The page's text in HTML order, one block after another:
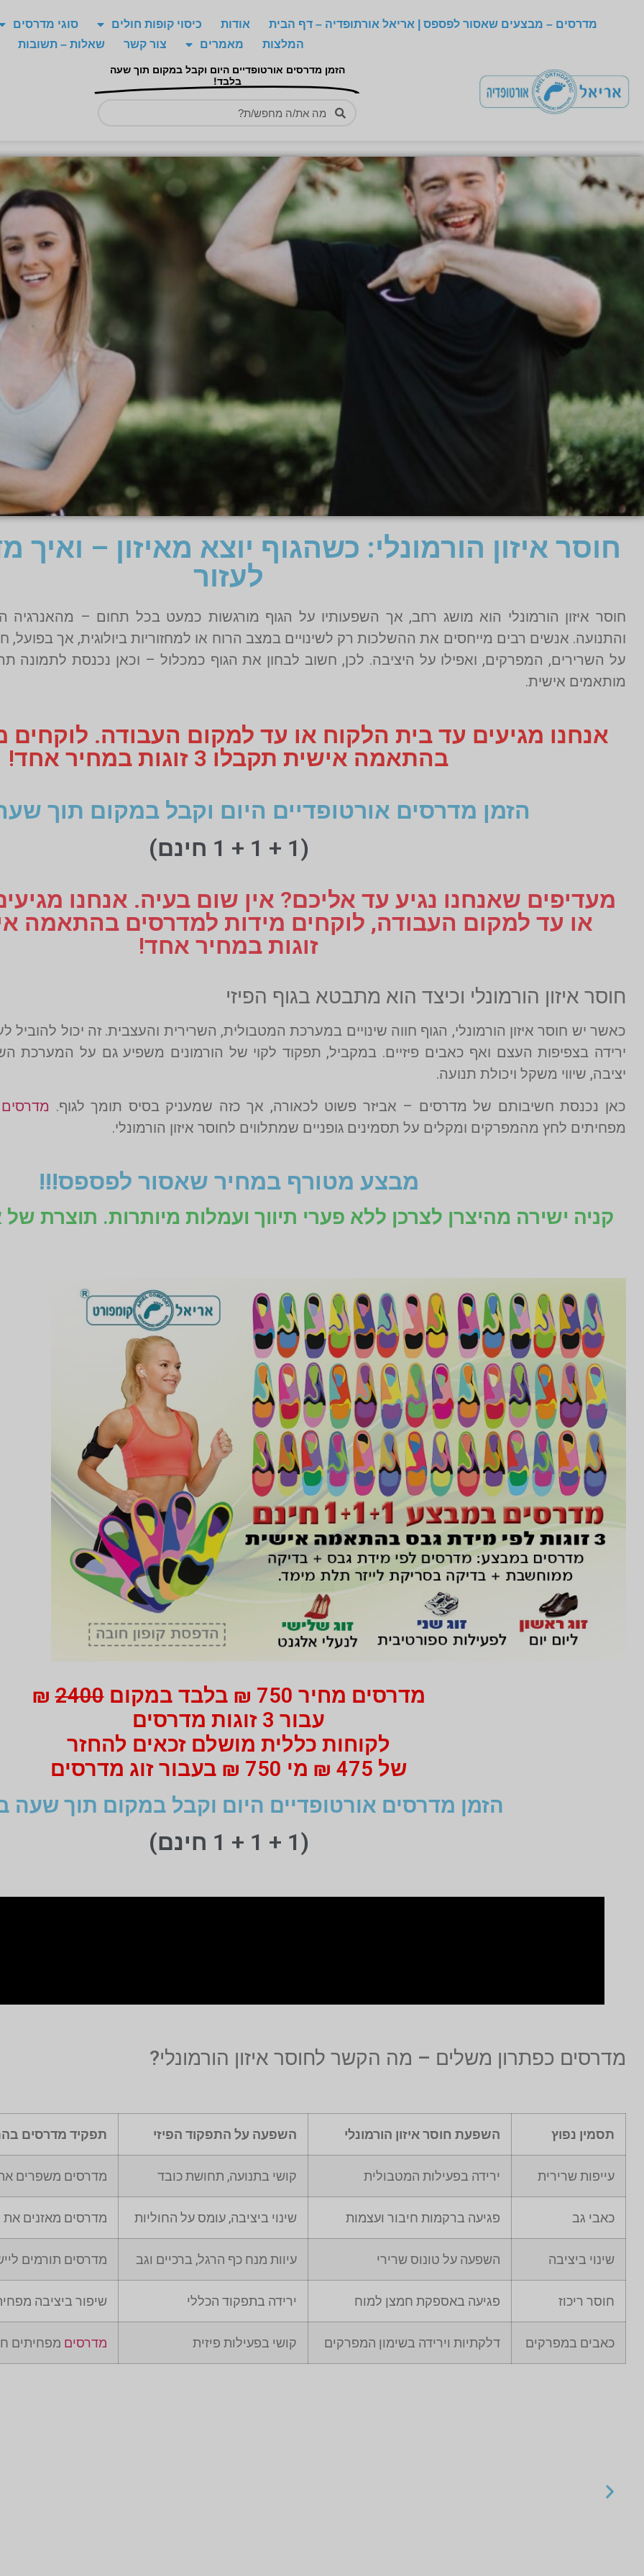
מדרסים – מבצעים שאסור לפספס | אריאל אורתופדיה – דף הבית אודות כיסוי קופות חולים
סוגי מדרסים
המלצות
מאמרים צור קשר שאלות – תשובות
הזמן מדרסים אורטופדיים היום וקבל במקום תוך שעה
בלבד!
חוסר איזון הורמונלי: כשהגוף יוצא מאיזון – ואיך
לעזור
חוסר איזון הורמונלי הוא מושג רחב, אך השפעותיו על הגוף מורגשות כמעט בכל תחום – מהאנרגיה
והתנועה. אנשים רבים מייחסים את ההשלכות רק לשינויים במצב הרוח או למחזוריות ביולוגית, אך בפועל,
על השרירים, המפרקים, ואפילו על היציבה. לכן, חשוב לבחון את הגוף כמכלול – וכאן נכנסת לתמונה
מותאמים אישית.
אנחנו מגיעים עד בית הלקוח או עד למקום העבודה. לוקחים
בהתאמה אישית תקבלו 3 זוגות במחיר אחד!
הזמן מדרסים אורטופדיים היום וקבל במקום תוך
(1 + 1 + 1 חינם)
מעדיפים שאנחנו נגיע עד אליכם? אין שום בעיה. אנחנו
זוגות במחיר אחד!
חוסר איזון הורמונלי וכיצד הוא מתבטא בגוף הפיזי
כאשר יש חוסר איזון הורמונלי, הגוף חווה שינויים במערכת המטבולית, השרירית והעצבית. זה יכול להוביל
ירידה בצפיפות העצם ואף כאבים פיזיים. במקביל, תפקוד לקוי של הורמונים משפיע גם על המערכת
יציבה, שיווי משקל ויכולת תנועה.
כאן נכנסת חשיבותם של מדרסים – אביזר פשוט לכאורה, אך כזה שמעניק בסיס תומך לגוף. מדרסים
מפחיתים לחץ מהמפרקים ומקלים על תסמינים גופניים שמתלווים לחוסר איזון הורמונלי.
מבצע מטורף במחיר שאסור לפספס!!!
קניה ישירה מהיצרן לצרכן ללא פערי תיווך ועמלות מיותרות. תוצרת
מדרסים מחיר 750 ₪ בלבד במקום 2400
₪
עבור 3 זוגות מדרסים
לקוחות כללית מושלם זכאים להחזר
של 475 ₪ מי 750 ₪ בעבור זוג מדרסים
הזמן מדרסים אורטופדיים היום וקבל במקום תוך שעה
(1 + 1 + 1 חינם)
מדרסים כפתרון משלים – מה הקשר לחוסר איזון הורמונלי?
תסמין נפוץ השפעת חוסר איזון הורמונלי השפעה על התפקוד הפיזי תפקיד מדרסים
עייפות שרירית ירידה בפעילות המטבולית קושי בתנועה, תחושת כובד מדרסים משפרים
כאבי גב פגיעה ברקמות חיבור ועצמות שינוי ביציבה, עומס על החוליות מדרסים מאזנים את
שינוי ביציבה השפעה על טונוס שרירי עיוות מנח כף הרגל, ברכיים וגב מדרסים תורמים
חוסר ריכוז פגיעה באספקת חמצן למוח ירידה בתפקוד הכללי שיפור ביציבה
כאבים במפרקים דלקתיות וירידה בשימון המפרקים קושי בפעילות פיזית מדרסים מפחיתים